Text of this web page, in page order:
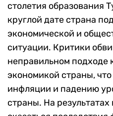
столетия образования
круглой дате страна
экономической и
ситуации. Критики
неправильном подходе
экономикой страны,
инфляции и падению
страны. На